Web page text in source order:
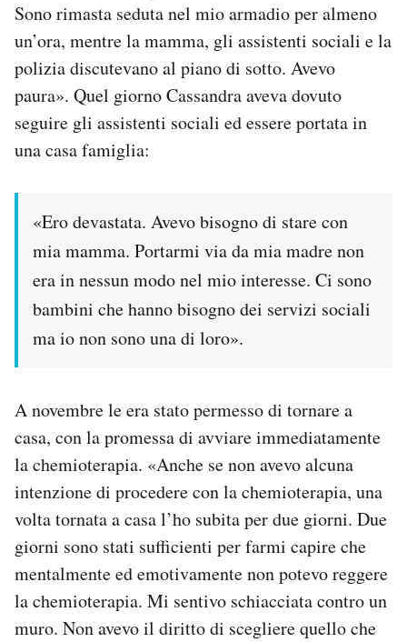
Sono rimasta seduta nel mio armadio per almeno
un’ora, mentre la mamma, gli assistenti sociali e la
polizia discutevano al piano di sotto. Avevo
paura». Quel giorno Cassandra aveva dovuto
seguire gli assistenti sociali ed essere portata in
una casa famiglia:
«Ero devastata. Avevo bisogno di stare con
mia mamma. Portarmi via da mia madre non
era in nessun modo nel mio interesse. Ci sono
bambini che hanno bisogno dei servizi sociali
ma io non sono una di loro».
A novembre le era stato permesso di tornare a
casa, con la promessa di avviare immediatamente
la chemioterapia. «Anche se non avevo alcuna
intenzione di procedere con la chemioterapia, una
volta tornata a casa l’ho subita per due giorni. Due
giorni sono stati sufficienti per farmi capire che
mentalmente ed emotivamente non potevo reggere
la chemioterapia. Mi sentivo schiacciata contro un
muro. Non avevo il diritto di scegliere quello che